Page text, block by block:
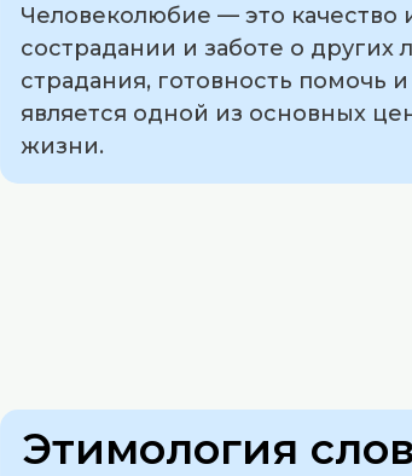
Человеколюбие — это
сострадании и заботе о других
страдания, готовность
является одной из основных
жизни.
Этимология